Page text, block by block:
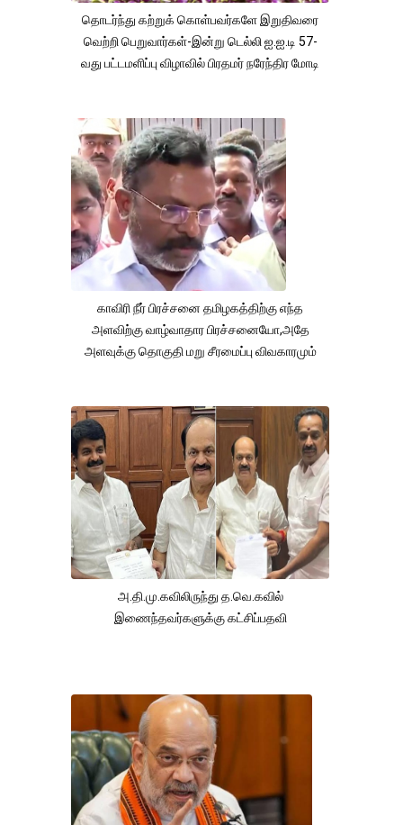
தொடர்ந்து கற்றுக் கொள்பவர்களே இறுதிவரை
வெற்றி பெறுவார்கள்-இன்று டெல்லி ஐ.ஐ.டி 57-
வது பட்டமளிப்பு விழாவில் பிரதமர் நரேந்திர மோடி
காவிரி நீர் பிரச்சனை தமிழகத்திற்கு எந்த
அளவிற்கு வாழ்வாதார பிரச்சனையோ,அதே
அளவுக்கு தொகுதி மறு சீரமைப்பு விவகாரமும்
அ.தி.மு.கவிலிருந்து த.வெ.கவில்
இணைந்தவர்களுக்கு கட்சிப்பதவி